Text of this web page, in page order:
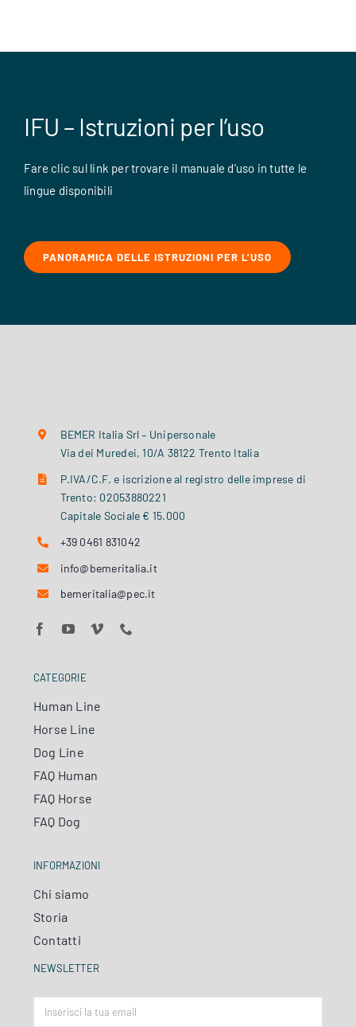
IFU – Istruzioni per l’uso
Fare clic sul link per trovare il manuale d’uso in tutte le
lingue disponibili
PANORAMICA DELLE ISTRUZIONI PER L’USO
BEMER Italia Srl – Unipersonale
Via dei Muredei, 10/A 38122 Trento Italia
P.IVA/C.F. e iscrizione al registro delle imprese di
Trento: 02053880221
Capitale Sociale € 15.000
+39 0461 831042
info@bemeritalia.it
bemeritalia@pec.it
CATEGORIE
Human Line
Horse Line
Dog Line
FAQ Human
FAQ Horse
FAQ Dog
INFORMAZIONI
Chi siamo
Storia
Contatti
NEWSLETTER